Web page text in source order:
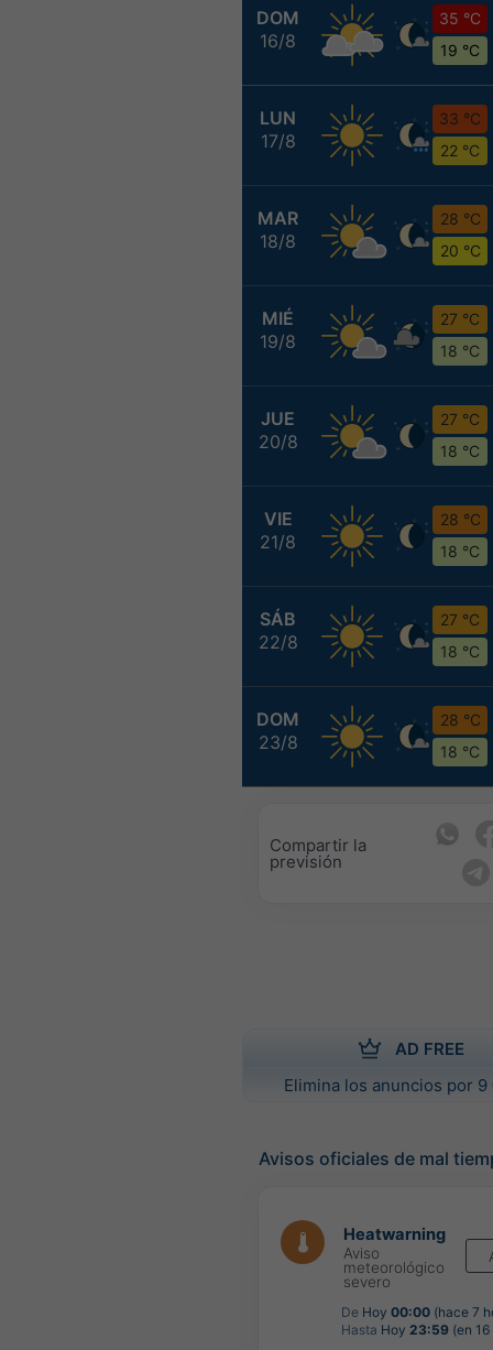
DOM
16/8
35 °C
19 °C
LUN
17/8
33 °C
22 °C
MAR
18/8
28 °C
20 °C
MIÉ
19/8
27 °C
18 °C
JUE
20/8
27 °C
18 °C
VIE
21/8
28 °C
18 °C
SÁB
22/8
27 °C
18 °C
DOM
23/8
28 °C
18 °C
Compartir la
previsión
AD FREE
Elimina los anuncios por 9
Avisos oficiales de mal
Heatwarning
Aviso
meteorológico
severo
De Hoy 00:00 (hace 7
Hasta Hoy 23:59 (en